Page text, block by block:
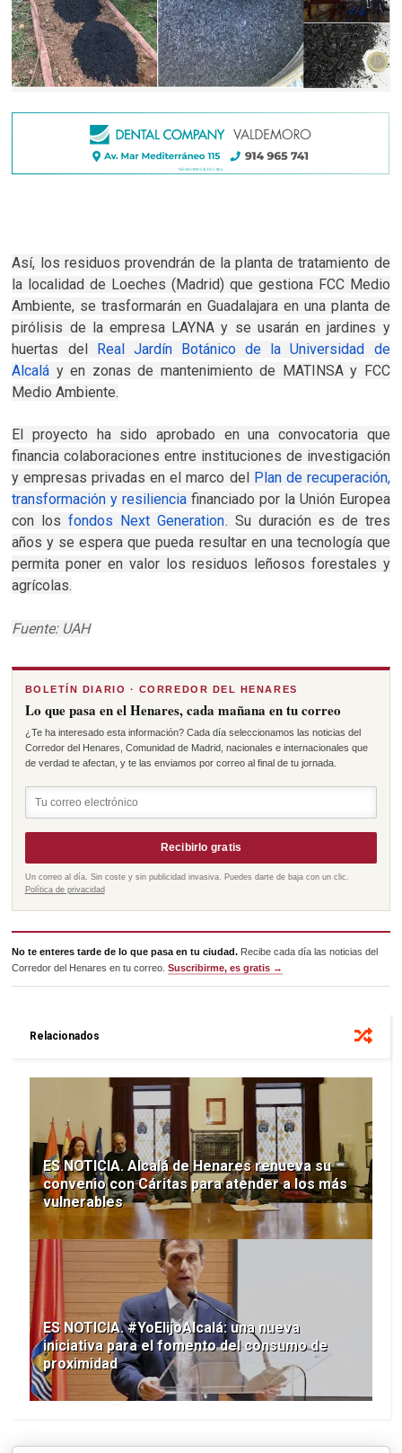
Así, los residuos provendrán de la planta de tratamiento de
la localidad de Loeches (Madrid) que gestiona FCC Medio
Ambiente, se trasformarán en Guadalajara en una planta de
pirólisis de la empresa LAYNA y se usarán en jardines y
huertas del Real Jardín Botánico de la Universidad de
Alcalá y en zonas de mantenimiento de MATINSA y FCC
Medio Ambiente.
El proyecto ha sido aprobado en una convocatoria que
financia colaboraciones entre instituciones de investigación
y empresas privadas en el marco del Plan de recuperación,
transformación y resiliencia financiado por la Unión Europea
con losfondos Next Generation. Su duración es de tres
años y se espera que pueda resultar en una tecnología que
permita poner en valor los residuos leñosos forestales y
agrícolas.
Fuente: UAH
BOLETÍN DIARIO · CORREDOR DEL HENARES
Lo que pasa en el Henares, cada mañana en tu correo
¿Te ha interesado esta información? Cada día seleccionamos las noticias del
Corredor del Henares, Comunidad de Madrid, nacionales e internacionales que
de verdad te afectan, y te las enviamos por correo al final de tu jornada.
Recibirlo gratis
Un correo al día. Sin coste y sin publicidad invasiva. Puedes darte de baja con un clic.
Política de privacidad
No te enteres tarde de lo que pasa en tu ciudad. Recibe cada día las noticias del
Corredor del Henares en tu correo.Suscribirme, es gratis →
Relacionados
ES NOTICIA. Alcalá de Henares renueva su
convenio con Cáritas para atender a los más
vulnerables
ES NOTICIA. #YoElijoAlcalá: una nueva
iniciativa para el fomento del consumo de
proximidad